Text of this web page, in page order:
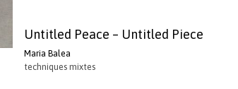
Untitled Peace – Untitled Piece
Maria Balea
techniques mixtes